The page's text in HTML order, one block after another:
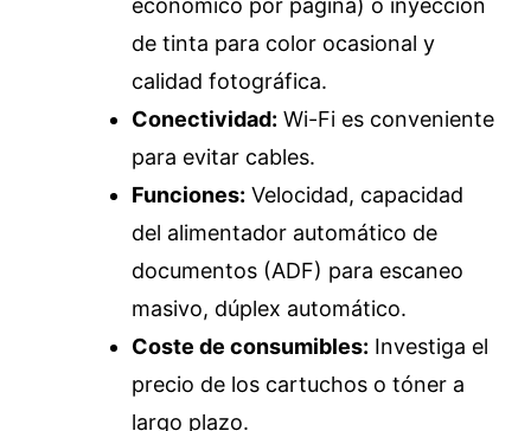
económico por página) o inyección
de tinta para color ocasional y
calidad fotográfica.
Conectividad: Wi-Fi es conveniente
para evitar cables.
Funciones: Velocidad, capacidad
del alimentador automático de
documentos (ADF) para escaneo
masivo, dúplex automático.
Coste de consumibles: Investiga el
precio de los cartuchos o tóner a
largo plazo.